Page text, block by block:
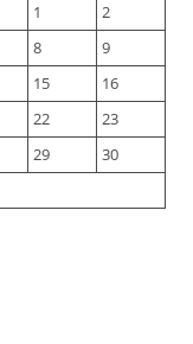
1
2
8
9
15
16
22
23
29
30